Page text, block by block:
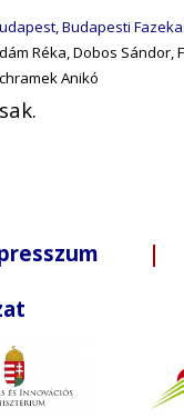
Budapesti
Réka, Dobos Sándor,
Anikó
|